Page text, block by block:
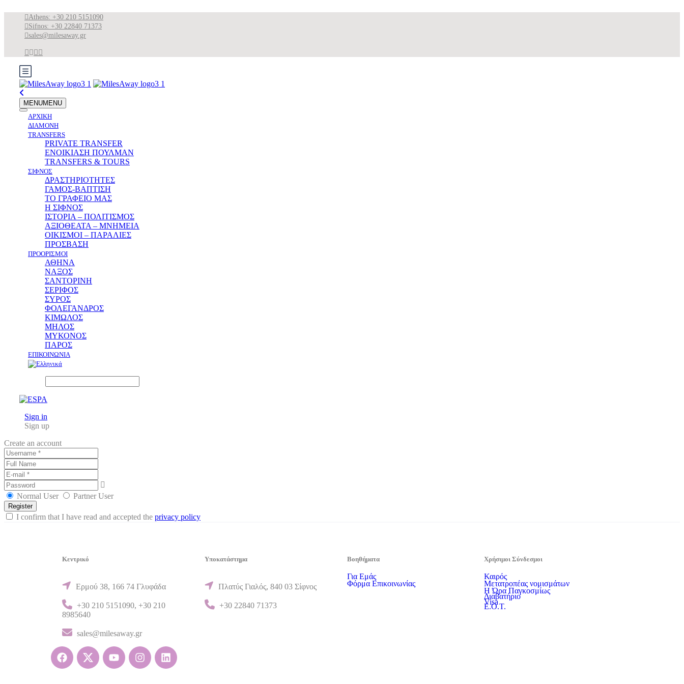
Athens: +30 210 5151090
Sifnos: +30 22840 71373
sales@milesaway.gr
MENUMENU
ΑΡΧΙΚΗ
ΔΙΑΜΟΝΗ
TRANSFERS
PRIVATE TRANSFER
ΕΝΟΙΚΙΑΣΗ ΠΟΥΛΜΑΝ
TRANSFERS & TOURS
ΣΙΦΝΟΣ
ΔΡΑΣΤΗΡΙΟΤΗΤΕΣ
ΓΑΜΟΣ-ΒΑΠΤΙΣΗ
ΤΟ ΓΡΑΦΕΙΟ ΜΑΣ
Η ΣΙΦΝΟΣ
ΙΣΤΟΡΙΑ – ΠΟΛΙΤΙΣΜΟΣ
ΑΞΙΟΘΕΑΤΑ – ΜΝΗΜΕΙΑ
ΟΙΚΙΣΜΟΙ – ΠΑΡΑΛΙΕΣ
ΠΡΟΣΒΑΣΗ
ΠΡΟΟΡΙΣΜΟΙ
ΑΘΗΝΑ
ΝΑΞΟΣ
ΣΑΝΤΟΡΙΝΗ
ΣΕΡΙΦΟΣ
ΣΥΡΟΣ
ΦΟΛΕΓΑΝΔΡΟΣ
ΚΙΜΩΛΟΣ
ΜΗΛΟΣ
ΜΥΚΟΝΟΣ
ΠΑΡΟΣ
ΕΠΙΚΟΙΝΩΝΙΑ
Sign in
Sign up
Create an account
Normal User Partner User
I confirm that I have read and accepted the privacy policy
Κεντρικό
Ερμού 38, 166 74 Γλυφάδα
+30 210 5151090, +30 210
8985640
sales@milesaway.gr
Υποκατάστημα
Πλατύς Γιαλός, 840 03 Σίφνος
+30 22840 71373
Βοηθήματα
Για Εμάς
Φόρμα Επικοινωνίας
Χρήσιμοι Σύνδεσμοι
Καιρός
Μετατροπέας νομισμάτων
Η Ώρα Παγκοσμίως
Διαβατήριο
Visa
Ε.Ο.Τ.